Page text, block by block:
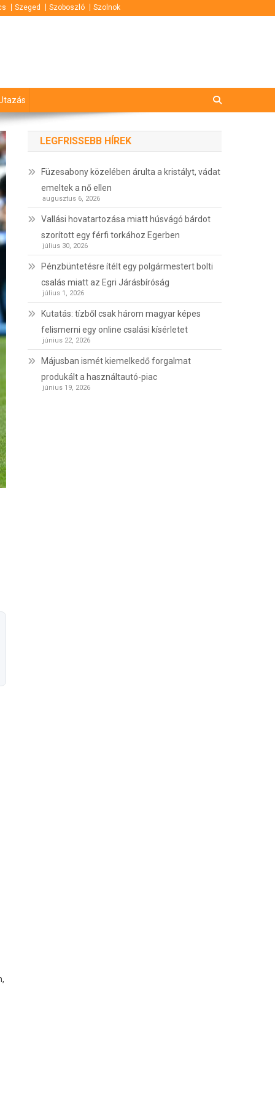
Szeged Szoboszló Szolnok
LEGFRISSEBB HÍREK
Füzesabony közelében árulta a kristályt, vádat
emeltek a nő ellen
augusztus 6, 2026
Vallási hovatartozása miatt húsvágó bárdot
szorított egy férfi torkához Egerben
július 30, 2026
Pénzbüntetésre ítélt egy polgármestert bolti
csalás miatt az Egri Járásbíróság
július 1, 2026
Kutatás: tízből csak három magyar képes
felismerni egy online csalási kísérletet
június 22, 2026
Májusban ismét kiemelkedő forgalmat
produkált a használtautó-piac
június 19, 2026